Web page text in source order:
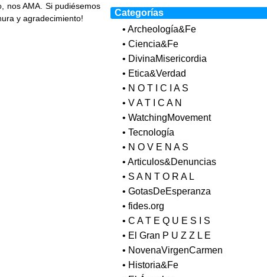
nos AMA. Si pudiésemos
y agradecimiento!
Categorías
• Archeología&Fe
• Ciencia&Fe
• DivinaMisericordia
• Etica&Verdad
• N O T I C I A S
• V A T I C A N
• WatchingMovement
• Tecnología
• N O V E N A S
• Articulos&Denuncias
• S A N T O R A L
• GotasDeEsperanza
• fides.org
• C A T E Q U E S I S
• El Gran P U Z Z L E
• NovenaVirgenCarmen
• Historia&Fe